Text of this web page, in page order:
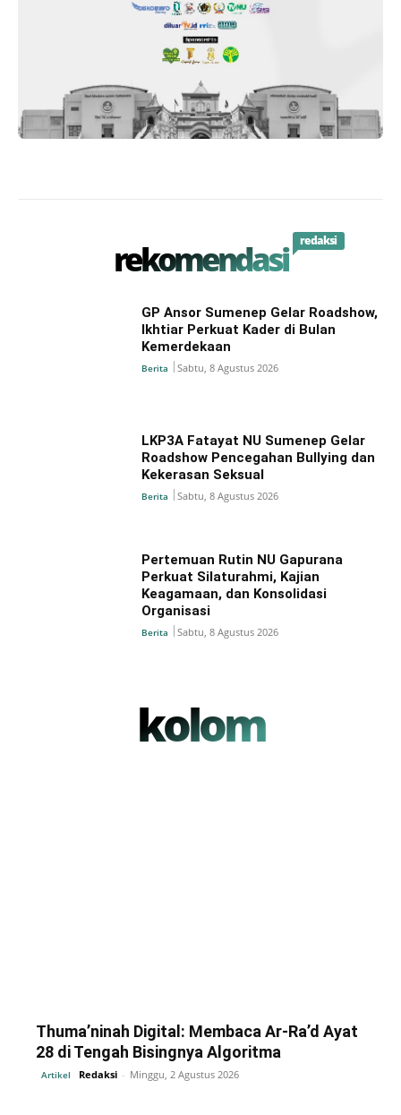
rekomendasi redaksi
GP Ansor Sumenep Gelar Roadshow,
Ikhtiar Perkuat Kader di Bulan
Kemerdekaan
Berita Sabtu, 8 Agustus 2026
LKP3A Fatayat NU Sumenep Gelar
Roadshow Pencegahan Bullying dan
Kekerasan Seksual
Berita Sabtu, 8 Agustus 2026
Pertemuan Rutin NU Gapurana
Perkuat Silaturahmi, Kajian
Keagamaan, dan Konsolidasi
Organisasi
Berita Sabtu, 8 Agustus 2026
kolom
Thuma’ninah Digital: Membaca Ar-Ra’d Ayat
28 di Tengah Bisingnya Algoritma
Artikel Redaksi - Minggu, 2 Agustus 2026